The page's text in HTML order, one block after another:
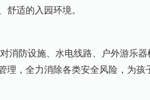
适的入园环境。
消防设施、水电线路、户外游乐器
理，全力消除各类安全风险，为孩